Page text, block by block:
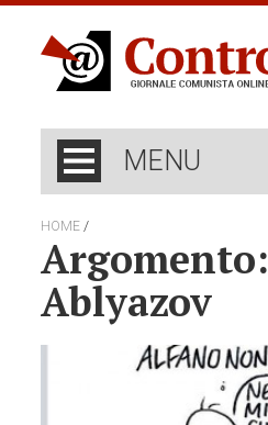
MENU
HOME /
Argomento:
Ablyazov